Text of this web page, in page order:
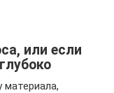
или если
материала,